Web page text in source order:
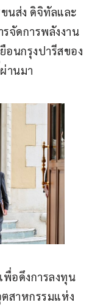
นส่ง ดิจิทัลและ
จัดการพลังงาน
อนกรุงปารีสของ
านมา
พื่อดึงการลงทุน
สาหกรรมแห่ง